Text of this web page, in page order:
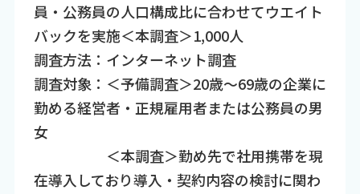
員・公務員の人口構成比に合わせてウエイト
バックを実施＜本調査＞1,000人
調査方法：インターネット調査
調査対象：＜予備調査＞20歳～69歳の企業に
勤める経営者・正規雇用者または公務員の男
女
＜本調査＞勤め先で社用携帯を現
在導入しており導入・契約内容の検討に関わ